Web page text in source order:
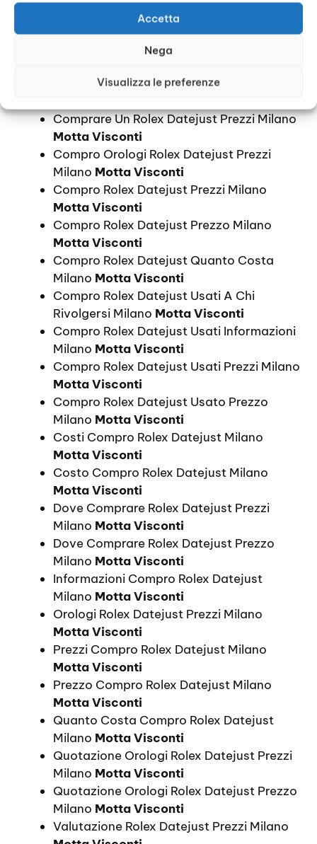
Accetta
Nega
Visualizza le preferenze
Acquisto Rolex Datejust Prezzi Milano
Motta Visconti
Acquisto Rolex Datejust Prezzo Milano
Comprare Rolex Datejust Prezzi Milano
Comprare Un Rolex Datejust Prezzi Milano
Motta Visconti
Compro Orologi Rolex Datejust Prezzi
Milano Motta Visconti
Compro Rolex Datejust Prezzi Milano
Motta Visconti
Compro Rolex Datejust Prezzo Milano
Motta Visconti
Compro Rolex Datejust Quanto Costa
Milano Motta Visconti
Compro Rolex Datejust Usati A Chi
Rivolgersi Milano Motta Visconti
Compro Rolex Datejust Usati Informazioni
Milano Motta Visconti
Compro Rolex Datejust Usati Prezzi Milano
Motta Visconti
Compro Rolex Datejust Usato Prezzo
Milano Motta Visconti
Costi Compro Rolex Datejust Milano
Motta Visconti
Costo Compro Rolex Datejust Milano
Motta Visconti
Dove Comprare Rolex Datejust Prezzi
Milano Motta Visconti
Dove Comprare Rolex Datejust Prezzo
Milano Motta Visconti
Informazioni Compro Rolex Datejust
Milano Motta Visconti
Orologi Rolex Datejust Prezzi Milano
Motta Visconti
Prezzi Compro Rolex Datejust Milano
Motta Visconti
Prezzo Compro Rolex Datejust Milano
Motta Visconti
Quanto Costa Compro Rolex Datejust
Milano Motta Visconti
Quotazione Orologi Rolex Datejust Prezzi
Milano Motta Visconti
Quotazione Orologi Rolex Datejust Prezzo
Milano Motta Visconti
Valutazione Rolex Datejust Prezzi Milano